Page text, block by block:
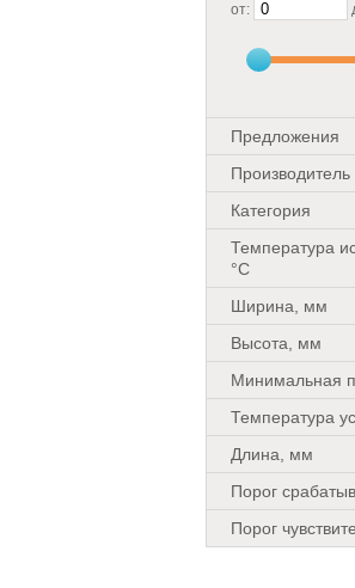
от:
Предложения
Производитель
Категория
Температура
°C
Ширина, мм
Высота, мм
Минимальная
Температура
Длина, мм
Порог
Порог